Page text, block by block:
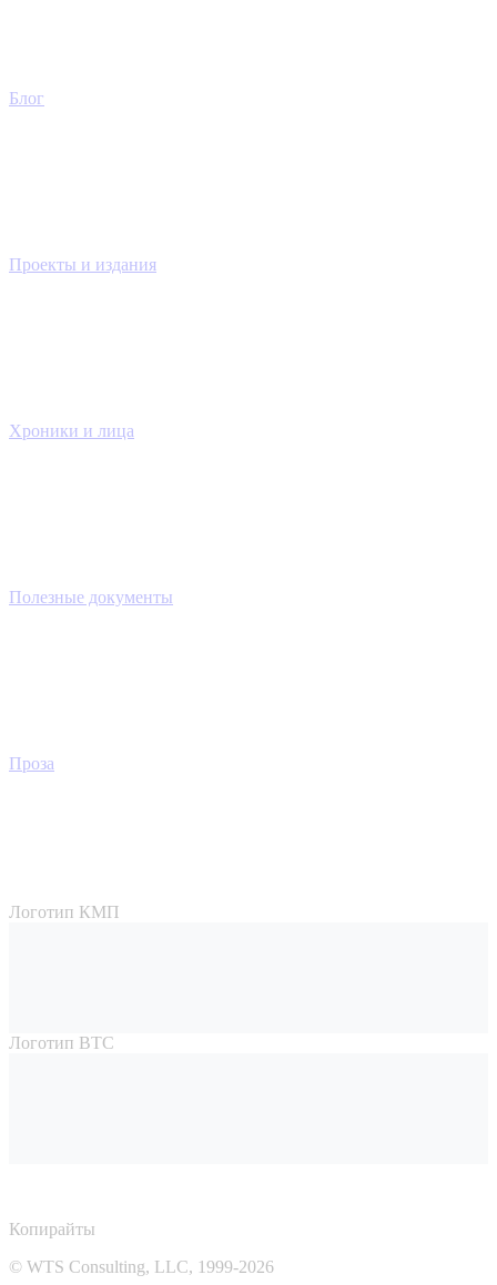
Блог
Проекты и издания
Хроники и лица
Полезные документы
Проза
Логотип КМП
Логотип ВТС
Копирайты
© WTS Consulting, LLC, 1999-2026